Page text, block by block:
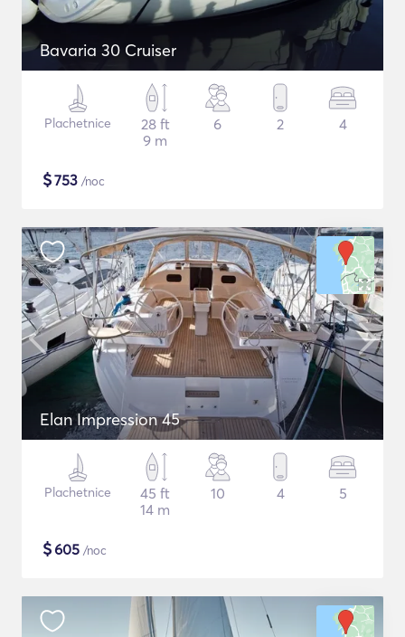
Bavaria 30 Cruiser
Plachetnice
28 ft
9 m
6 2 4
$753 /noc
Elan Impression 45
Plachetnice
45 ft
14 m
10 4 5
$605 /noc